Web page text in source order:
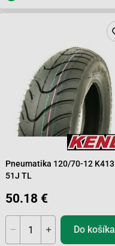
Pneumatika 120/70-12 K413
51J TL
50.18 €
Do košíka